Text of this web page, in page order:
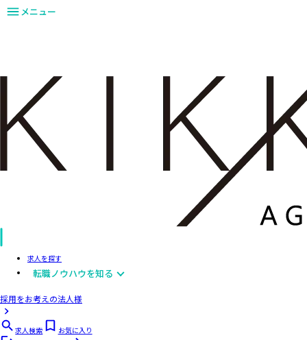
メニュー
求人を探す
転職ノウハウを知る
採用をお考えの法人様
求人検索
お気に入り